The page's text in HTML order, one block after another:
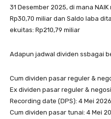
31 Desember 2025, di mana
Rp30,70 miliar dan Saldo laba
ekuitas: Rp210,79 miliar
Adapun jadwal dividen ssbagai
Cum dividen pasar reguler &
Ex dividen pasar reguler &
Recording date (DPS): 4 Mei 2026
Cum dividen pasar tunai: 4 Mei